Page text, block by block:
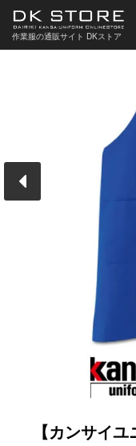
作業服の通販サイト DKストア
【カンサイ